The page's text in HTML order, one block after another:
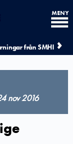
från SMHI
MENY
nov 2016